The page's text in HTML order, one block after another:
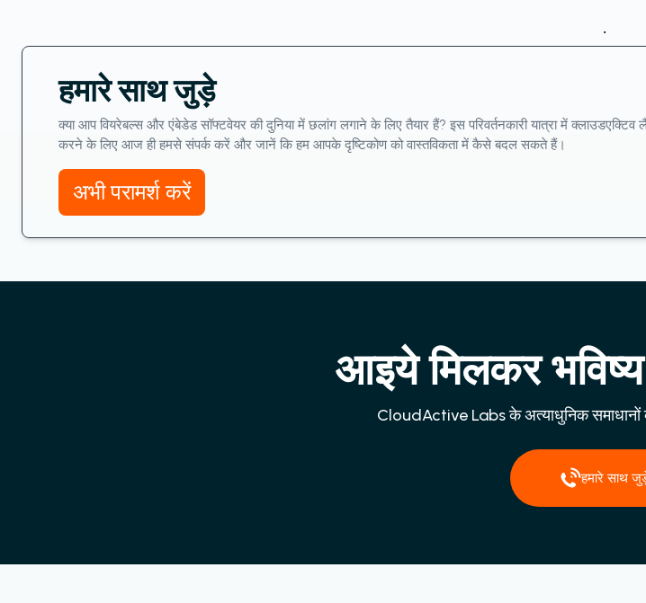
.
हमारे साथ जुड़े
क्या आप वियरेबल्स और एंबेडेड सॉफ्टवेयर की दुनिया में छलांग लगाने के लिए तैयार हैं? इस परिवर्तनकारी यात्रा में
करने के लिए आज ही हमसे संपर्क करें और जानें कि हम आपके दृष्टिकोण को वास्तविकता में कैसे बदल सकते हैं।
अभी परामर्श करें
आइये मिलकर भविष्य
CloudActive Labs के अत्याधुनिक समाधानों
हमारे साथ